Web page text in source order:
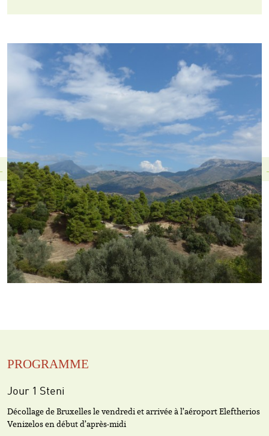
PROGRAMME
Jour 1 Steni
Décollage de Bruxelles le vendredi et arrivée à l’aéroport Eleftherios
Venizelos en début d’après-midi